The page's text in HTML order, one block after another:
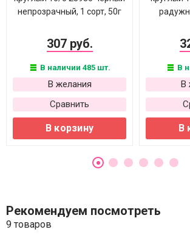
непрозрачный, 1 сорт, 50г
307 руб.
В наличии 485 шт.
В желания
Сравнить
В корзину
В
В
В
Рекомендуем посмотреть
9 товаров